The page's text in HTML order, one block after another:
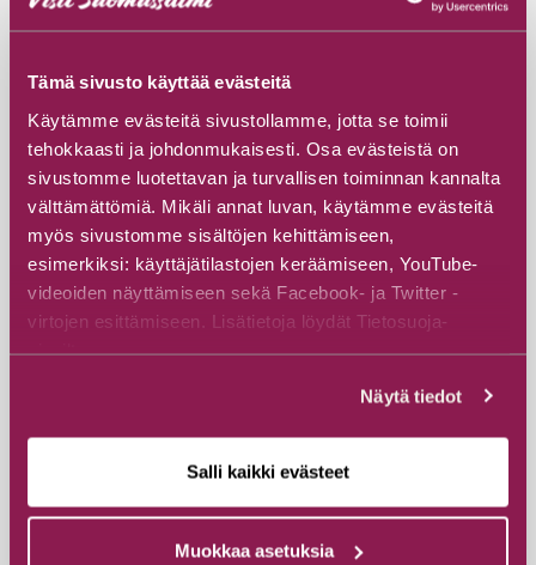
Tämä sivusto käyttää evästeitä
Käytämme evästeitä sivustollamme, jotta se toimii
tehokkaasti ja johdonmukaisesti. Osa evästeistä on
sivustomme luotettavan ja turvallisen toiminnan kannalta
välttämättömiä. Mikäli annat luvan, käytämme evästeitä
myös sivustomme sisältöjen kehittämiseen,
esimerkiksi: käyttäjätilastojen keräämiseen, YouTube-
videoiden näyttämiseen sekä Facebook- ja Twitter -
virtojen esittämiseen. Lisätietoja löydät Tietosuoja-
sivuiltamme.
Näytä tiedot
Salli kaikki evästeet
Muokkaa asetuksia
Raatteentie 185, 89800 Suomussalmi kk
Tutustu